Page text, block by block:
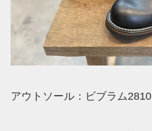
アウトソール：ビブラム2810